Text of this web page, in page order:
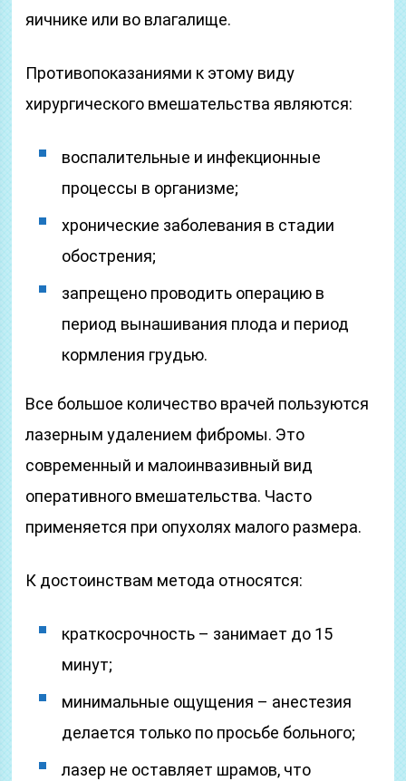
яичнике или во влагалище.
Противопоказаниями к этому виду
хирургического вмешательства являются:
воспалительные и инфекционные
процессы в организме;
хронические заболевания в стадии
обострения;
запрещено проводить операцию в
период вынашивания плода и период
кормления грудью.
Все большое количество врачей пользуются
лазерным удалением фибромы. Это
современный и малоинвазивный вид
оперативного вмешательства. Часто
применяется при опухолях малого размера.
К достоинствам метода относятся:
краткосрочность – занимает до 15
минут;
минимальные ощущения – анестезия
делается только по просьбе больного;
лазер не оставляет шрамов, что